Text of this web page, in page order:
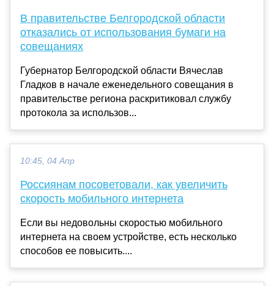
В правительстве Белгородской области
отказались от использования бумаги на
совещаниях
Губернатор Белгородской области Вячеслав
Гладков в начале еженедельного совещания в
правительстве региона раскритиковал службу
протокола за использов...
10:45, 04 Апр
Россиянам посоветовали, как увеличить
скорость мобильного интернета
Если вы недовольны скоростью мобильного
интернета на своем устройстве, есть несколько
способов ее повысить....